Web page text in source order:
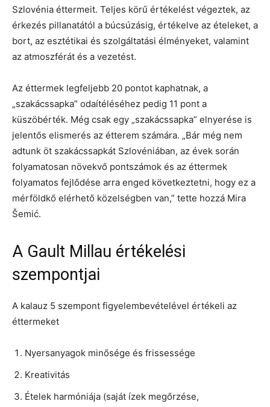
Szlovénia éttermeit. Teljes körű értékelést végeztek, az
érkezés pillanatától a búcsúzásig, értékelve az ételeket, a
bort, az esztétikai és szolgáltatási élményeket, valamint
az atmoszférát és a vezetést.
Az éttermek legfeljebb 20 pontot kaphatnak, a
„szakácssapka” odaítéléséhez pedig 11 pont a
küszöbérték. Még csak egy „szakácssapka” elnyerése is
jelentős elismerés az étterem számára. „Bár még nem
adtunk öt szakácssapkát Szlovéniában, az évek során
folyamatosan növekvő pontszámok és az éttermek
folyamatos fejlődése arra enged következtetni, hogy ez a
mérföldkő elérhető közelségben van,” tette hozzá Mira
Šemić.
A Gault Millau értékelési
szempontjai
A kalauz 5 szempont figyelembevételével értékeli az
éttermeket
Nyersanyagok minősége és frissessége
Kreativitás
Ételek harmóniája (saját ízek megőrzése,